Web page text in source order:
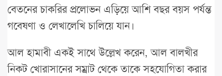
বেতনের চাকরির প্রলোভন এড়িয়ে আশি বছর বয়স পর্যন্ত
গবেষণা ও লেখালেখি চালিয়ে যান।
আল হামাবী একই সাথে উল্লেখ করেন, আল বালখীর
নিকট খোরাসানের সম্রাট থেকে তাকে সহযোগিতা করার